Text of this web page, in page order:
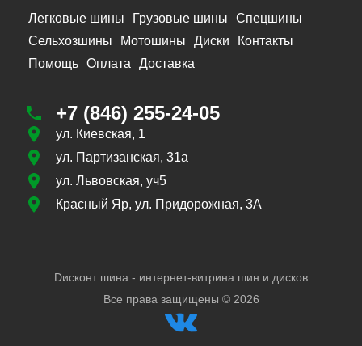
Легковые шины Грузовые шины
Спецшины
Сельхозшины
Мотошины Диски
Контакты
Помощь Оплата Доставка
+7 (846) 255-24-05
ул. Киевская, 1
ул. Партизанская, 31а
ул. Львовская, уч5
Красный Яр, ул. Придорожная, 3А
Dисконт шина - интернет-витрина шин и дисков
Все права защищены © 2026